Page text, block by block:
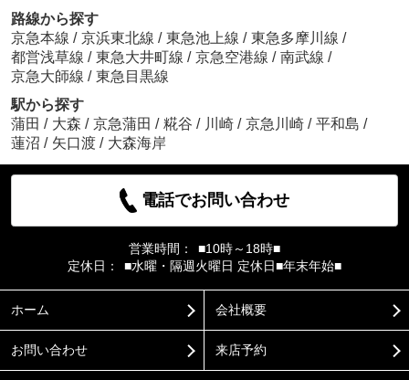
路線から探す
京急本線 / 京浜東北線 / 東急池上線 / 東急多摩川線 /
都営浅草線 / 東急大井町線 / 京急空港線 / 南武線 /
京急大師線 / 東急目黒線
駅から探す
蒲田 / 大森 / 京急蒲田 / 糀谷 / 川崎 / 京急川崎 / 平和島 /
蓮沼 / 矢口渡 / 大森海岸
電話でお問い合わせ
営業時間：
■10時～18時■
定休日：
■水曜・隔週火曜日 定休日■年末年始■
ホーム 会社概要
お問い合わせ 来店予約